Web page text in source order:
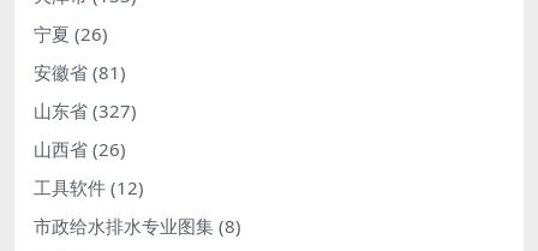
宁夏 (26)
安徽省 (81)
山东省 (327)
山西省 (26)
工具软件 (12)
市政给水排水专业图集 (8)